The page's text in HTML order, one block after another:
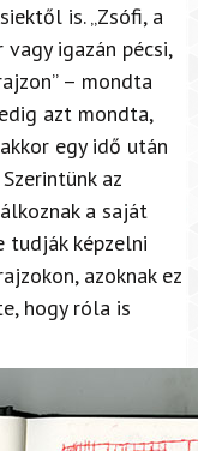
is. „Zsófi, a
igazán pécsi,
– mondta
azt mondta,
egy idő után
az
a saját
tudják képzelni
azoknak ez
hogy róla is